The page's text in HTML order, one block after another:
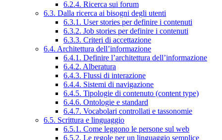
6.2.4. Ricerca sui forum
6.3. Dalla ricerca ai bisogni degli utenti
6.3.1. User stories per definire i contenuti
6.3.2. Job stories per definire i contenuti
6.3.3. Criteri di accettazione
6.4. Architettura dell’informazione
6.4.1. Definire l’architettura dell’informazione
6.4.2. Alberatura
6.4.3. Flussi di interazione
6.4.4. Sistemi di navigazione
6.4.5. Tipologie di contenuto (content type)
6.4.6. Ontologie e standard
6.4.7. Vocabolari controllati e tassonomie
6.5. Scrittura e linguaggio
6.5.1. Come leggono le persone sul web
6.5.2. Le regole per un linguaggio semplice